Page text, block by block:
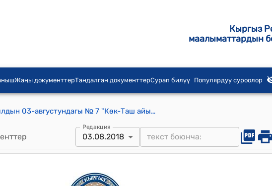
Кыргыз
маалыматтардын
Жаңы документтерТандалган документтерСурап билүү Популярдуу суроолор
Көк-Таш айылдык Кеңешинин 2018-жылдын 03-августундагы № 7 "Көк-Таш айылдык аймагынын уюшулгандыгынын 20 жылдык юбилейине карата клип тартууга каражат кароо жөнүндө" токтому
Редакция
03.08.2018